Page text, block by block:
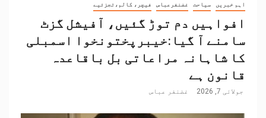
اہم خبریں سیاحت غضنفرعباس فیچر، کالم،تجزئیے
افواہیں دم توڑ گئیں، آفیشل گزٹ
سامنے آ گیا:خیبرپختونخوا اسمبلی
کا شاہانہ مراعاتی بل باقاعدہ
قانون ہے
جولائی 7, 2026 غضنفر عباس